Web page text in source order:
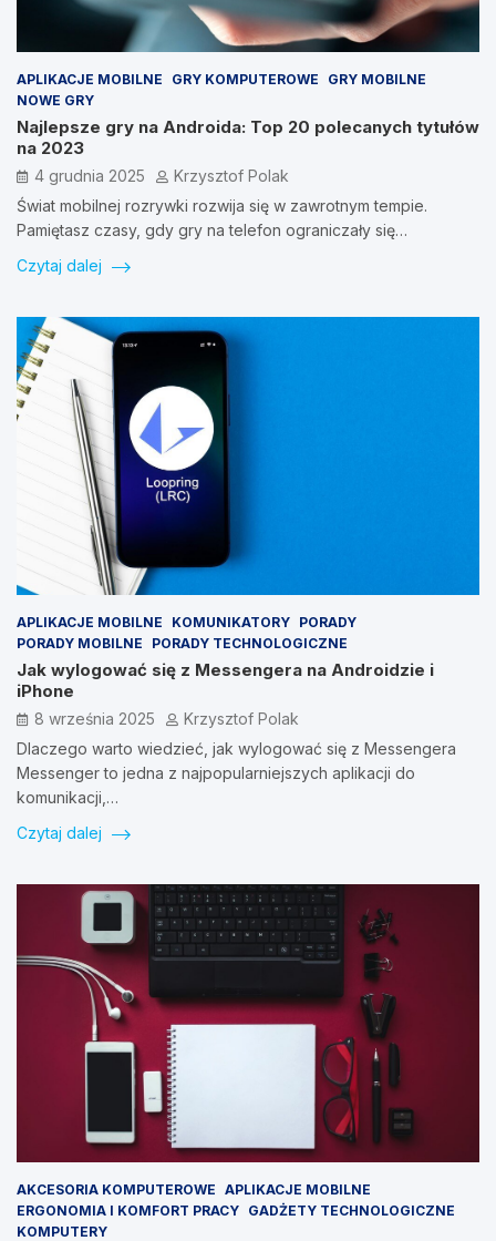
APLIKACJE MOBILNE GRY KOMPUTEROWE
GRY MOBILNE
NOWE GRY
Najlepsze gry na Androida: Top 20 polecanych tytułów
na 2023
4 grudnia 2025
Krzysztof Polak
Świat mobilnej rozrywki rozwija się w zawrotnym tempie.
Pamiętasz czasy, gdy gry na telefon ograniczały się…
Czytaj dalej
APLIKACJE MOBILNE KOMUNIKATORY PORADY
PORADY MOBILNE
PORADY TECHNOLOGICZNE
Jak wylogować się z Messengera na Androidzie i
iPhone
8 września 2025
Krzysztof Polak
Dlaczego warto wiedzieć, jak wylogować się z Messengera
Messenger to jedna z najpopularniejszych aplikacji do
komunikacji,…
Czytaj dalej
AKCESORIA KOMPUTEROWE APLIKACJE MOBILNE
ERGONOMIA I KOMFORT PRACY GADŻETY TECHNOLOGICZNE
KOMPUTERY